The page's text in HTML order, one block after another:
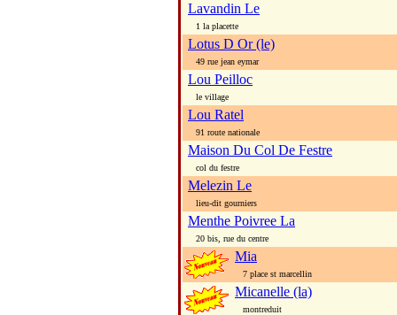
Lavandin Le
1 la placette
Lotus D Or (le)
49 rue jean eymar
Lou Peilloc
le village
Lou Ratel
91 route nationale
Maison Du Col De Festre
col du festre
Melezin Le
lieu-dit gourniers
Menthe Poivree La
20 bis, rue du centre
Mia
7 place st marcellin
Micanelle (la)
montreduit